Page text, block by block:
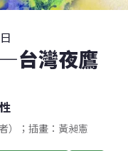
台灣夜鷹
）；插畫：黃昶憲